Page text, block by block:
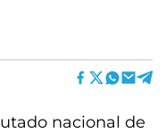
nacional de